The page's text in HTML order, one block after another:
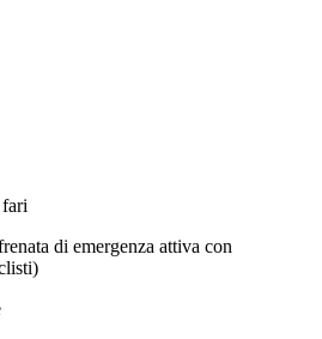
di emergenza attiva con